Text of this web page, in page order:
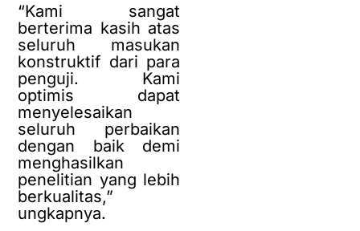
“Kami sangat
berterima kasih atas
seluruh masukan
konstruktif dari para
penguji. Kami
optimis dapat
menyelesaikan
seluruh perbaikan
dengan baik demi
menghasilkan
penelitian yang lebih
berkualitas,”
ungkapnya.